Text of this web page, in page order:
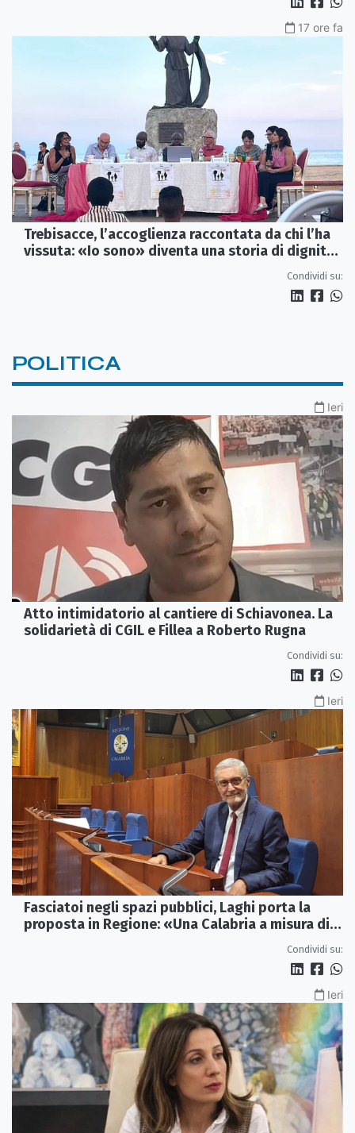
17 ore fa
Trebisacce, l’accoglienza raccontata da chi l’ha
vissuta: «Io sono» diventa una storia di dignità
Condividi su:
POLITICA
Ieri
Atto intimidatorio al cantiere di Schiavonea. La
solidarietà di CGIL e Fillea a Roberto Rugna
Condividi su:
Ieri
Fasciatoi negli spazi pubblici, Laghi porta la
proposta in Regione: «Una Calabria a misura di
Condividi su:
Ieri